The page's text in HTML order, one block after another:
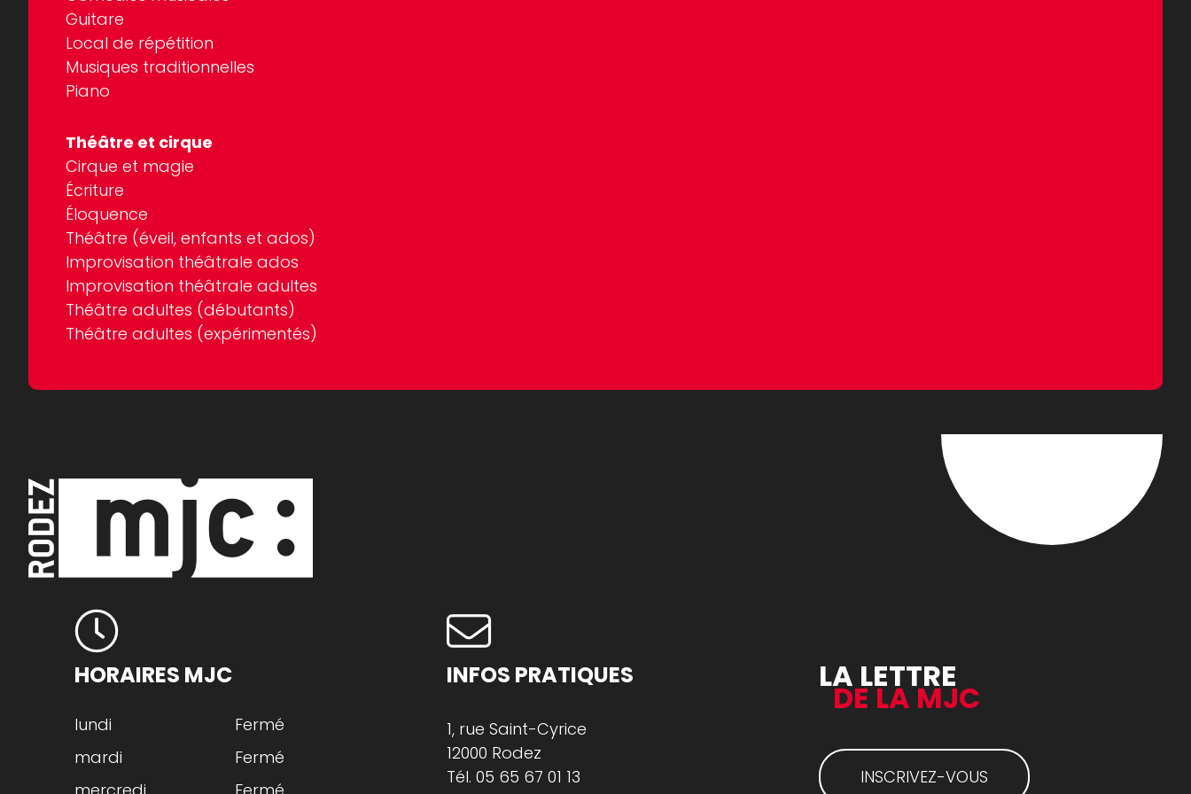
Guitare
Local de répétition
Musiques traditionnelles
Piano
Théâtre et cirque
Cirque et magie
Écriture
Éloquence
Théâtre (éveil, enfants et ados)
Improvisation théâtrale ados
Improvisation théâtrale adultes
Théâtre adultes (débutants)
Théâtre adultes (expérimentés)
HORAIRES MJC
lundi
mardi
Fermé
Fermé
INFOS PRATIQUES
1, rue Saint-Cyrice
12000 Rodez
Tél.05 65 67 01 13
LA LETTRE
DE LA MJC
INSCRIVEZ-VOUS